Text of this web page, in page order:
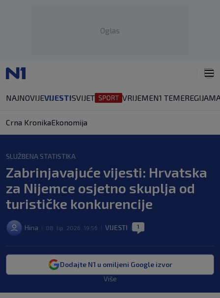
Oglas
NAJNOVIJEVIJESTISVIJET VRIJEMEN1 TEMEREGIJA
Crna KronikaEkonomija
SLUŽBENA STATISTIKA
Zabrinjavajuće vijesti: Hrvatska
za Nijemce osjetno skuplja od
turističke konkurencije
Hina 08. lip. 2026. 19:56 VIJESTI 1
Dodajte N1 u omiljeni Google izvor
Više